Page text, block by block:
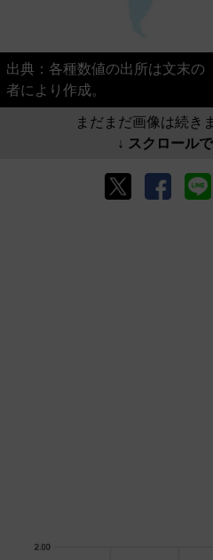
出典：各種数値の出所は文末の
者により作成。
まだまだ画像は続き
↓ スクロール